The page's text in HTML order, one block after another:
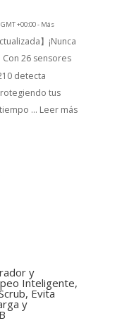
+00:00 - Más
】¡Nunca
26 sensores
detecta
tus
... Leer más
y
Inteligente,
Evita
y